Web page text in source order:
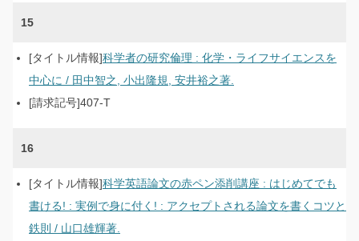
15
科学者の研究倫理 : 化学・ライフサイエンスを
中心に / 田中智之, 小出隆規, 安井裕之著.
407-T
16
科学英語論文の赤ペン添削講座 : はじめてでも
書ける! : 実例で身に付く! : アクセプトされる論文を書くコツと
鉄則 / 山口雄輝著.